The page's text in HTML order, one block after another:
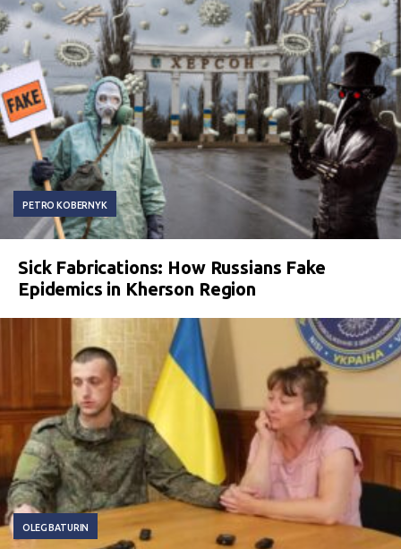
PETRO KOBERNYK
Sick Fabrications: How Russians Fake
Epidemics in Kherson Region
OLEG BATURIN